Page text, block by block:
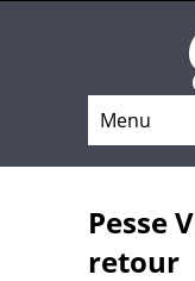
Menu
Pesse
retour